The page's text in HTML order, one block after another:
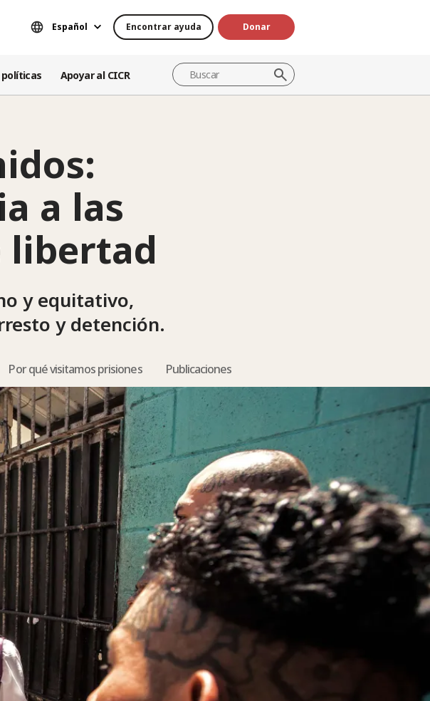
Español Encontrar ayuda Donar
políticas Apoyar al CICR
a las
libertad
y equitativo,
y detención.
Por qué visitamos prisiones Publicaciones